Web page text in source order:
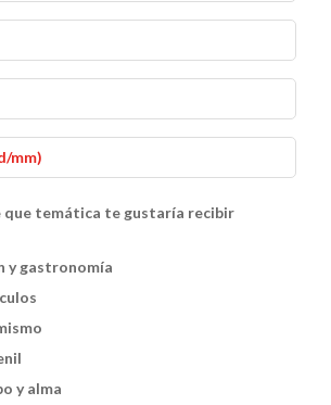
palabreras
que temática te gustaría recibir
y gastronomía
y alma